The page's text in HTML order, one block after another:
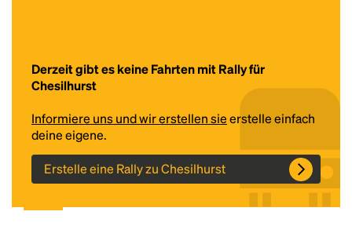
Derzeit gibt es keine Fahrten mit Rally für
Chesilhurst
Informiere uns und wir erstellen sieerstelle einfach
deine eigene.
Erstelle eine Rally zu Chesilhurst